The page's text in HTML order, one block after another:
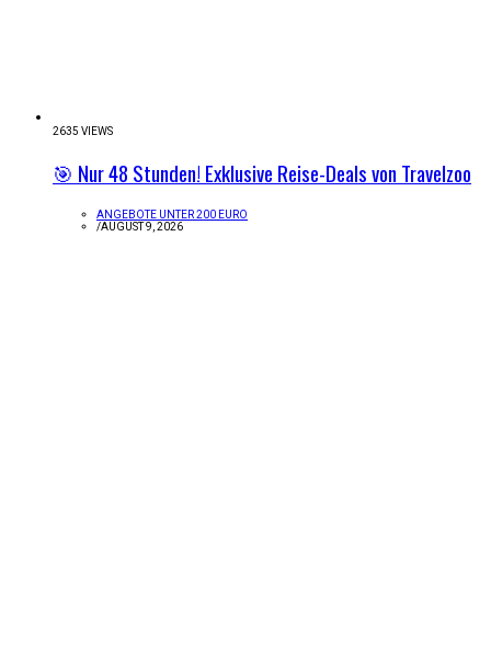
2635 VIEWS
🎯 Nur 48 Stunden! Exklusive Reise-Deals von Travelzoo
ANGEBOTE UNTER 200 EURO
/AUGUST 9, 2026